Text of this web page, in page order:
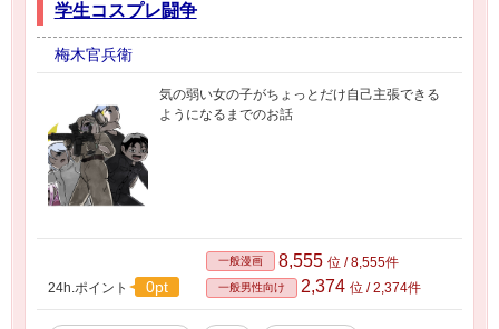
学生コスプレ闘争
梅木官兵衛
気の弱い女の子がちょっとだけ自己主張できる
ようになるまでのお話
24h.ポイント 0pt
一般漫画 8,555 位 / 8,555件
一般男性向け 2,374 位 / 2,374件